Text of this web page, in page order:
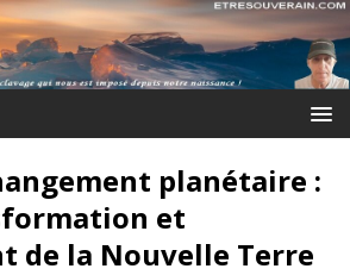
planétaire :
et
de la Nouvelle Terre